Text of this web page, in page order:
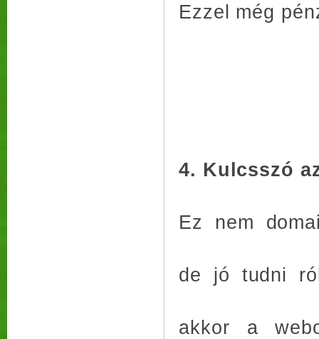
Ezzel még
4. Kulcsszó
Ez nem
de jó tudni
akkor a